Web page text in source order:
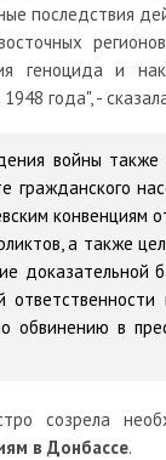
последствия
геноцида и
года", -
войны также
конвенциям
а также
обвинению в
созрела
в Донбассе.